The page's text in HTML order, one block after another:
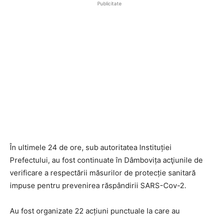
Publicitate
În ultimele 24 de ore, sub autoritatea Instituției
Prefectului, au fost continuate în Dâmbovița acţiunile de
verificare a respectării măsurilor de protecție sanitară
impuse pentru prevenirea răspândirii SARS-Cov-2.
Au fost organizate 22 acțiuni punctuale la care au